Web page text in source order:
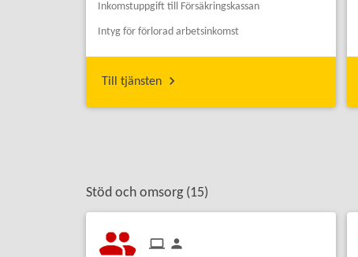
Inkomstuppgift till Försäkringskassan
Intyg för förlorad arbetsinkomst
Till tjänsten
Stöd och omsorg (15)